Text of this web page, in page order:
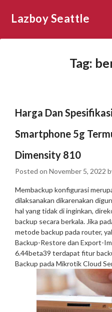
Lazboy Seattle
Tag:
Harga Dan
Smartphone 5g
Dimensity 810
Posted on November 5, 2022
Membackup konfigurasi
dilaksanakan dikarenakan
hal yang tidak di inginkan,
backup secara berkala. Jika
metode backup pada router,
Backup-Restore dan Export-
6.44beta39 terdapat fitur
Backup pada Mikrotik Cloud